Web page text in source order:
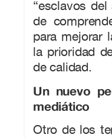
“esclavos
de
para mejorar
la prioridad
de calidad.
Un nuevo
mediático
Otro de los